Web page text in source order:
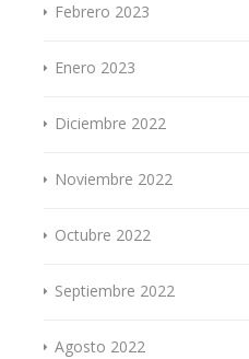
Febrero 2023
Enero 2023
Diciembre 2022
Noviembre 2022
Octubre 2022
Septiembre 2022
Agosto 2022